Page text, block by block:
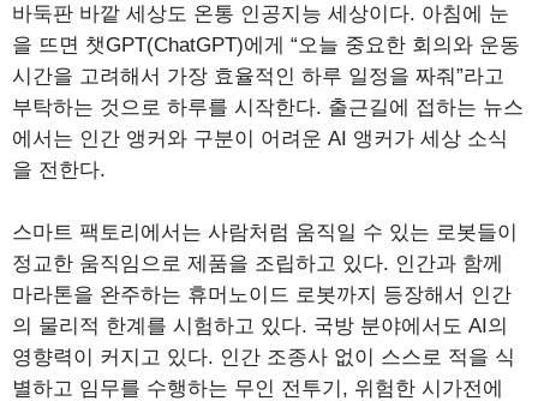
바둑판 바깥 세상도 온통 인공지능 세상이다. 아침에 눈
을 뜨면 챗GPT(ChatGPT)에게 “오늘 중요한 회의와 운동
시간을 고려해서 가장 효율적인 하루 일정을 짜줘”라고
부탁하는 것으로 하루를 시작한다. 출근길에 접하는 뉴스
에서는 인간 앵커와 구분이 어려운 AI 앵커가 세상 소식
을 전한다.
스마트 팩토리에서는 사람처럼 움직일 수 있는 로봇들이
정교한 움직임으로 제품을 조립하고 있다. 인간과 함께
마라톤을 완주하는 휴머노이드 로봇까지 등장해서 인간
의 물리적 한계를 시험하고 있다. 국방 분야에서도 AI의
영향력이 커지고 있다. 인간 조종사 없이 스스로 적을 식
별하고 임무를 수행하는 무인 전투기, 위험한 시가전에